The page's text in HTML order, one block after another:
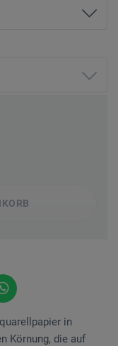
in
Körnung, die auf